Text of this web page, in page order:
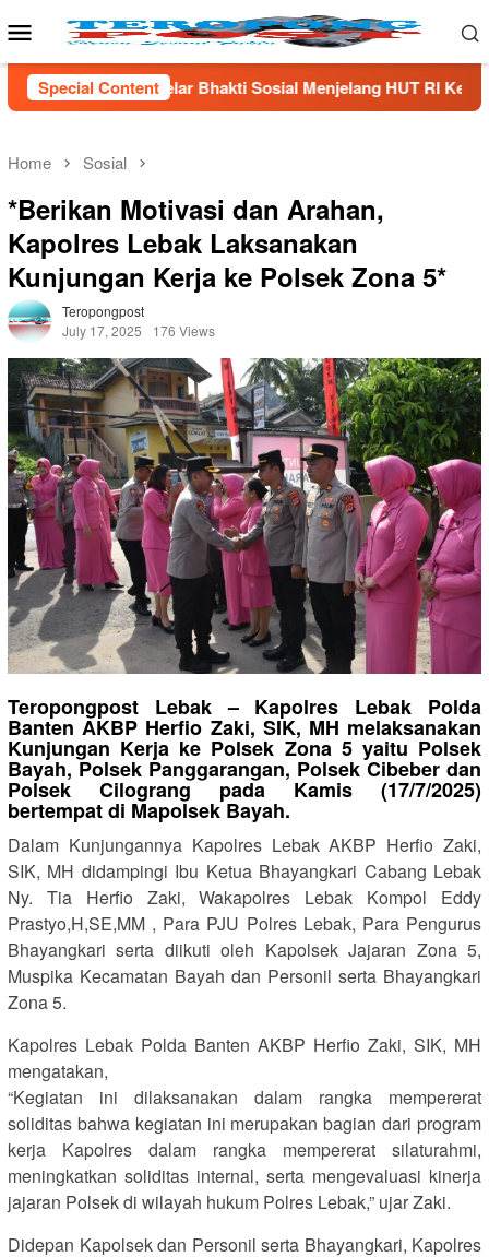
to
Mobile
Menu
Special Content
Sosial Menjelang HUT Rl Ke- 81 Di Lampung Selatan
Home Sosial
*Berikan Motivasi dan Arahan,
Kapolres Lebak Laksanakan
Kunjungan Kerja ke Polsek Zona 5*
Teropongpost
July 17, 2025
176 Views
Teropongpost Lebak – Kapolres Lebak Polda
Banten AKBP Herfio Zaki, SIK, MH melaksanakan
Kunjungan Kerja ke Polsek Zona 5 yaitu Polsek
Bayah, Polsek Panggarangan, Polsek Cibeber dan
Polsek Cilograng pada Kamis (17/7/2025)
bertempat di Mapolsek Bayah.
Dalam Kunjungannya Kapolres Lebak AKBP Herfio Zaki,
SIK, MH didampingi Ibu Ketua Bhayangkari Cabang Lebak
Ny. Tia Herfio Zaki, Wakapolres Lebak Kompol Eddy
Prastyo,H,SE,MM , Para PJU Polres Lebak, Para Pengurus
Bhayangkari serta diikuti oleh Kapolsek Jajaran Zona 5,
Muspika Kecamatan Bayah dan Personil serta Bhayangkari
Zona 5.
Kapolres Lebak Polda Banten AKBP Herfio Zaki, SIK, MH
mengatakan,
“Kegiatan ini dilaksanakan dalam rangka mempererat
soliditas bahwa kegiatan ini merupakan bagian dari program
kerja Kapolres dalam rangka mempererat silaturahmi,
meningkatkan soliditas internal, serta mengevaluasi kinerja
jajaran Polsek di wilayah hukum Polres Lebak,” ujar Zaki.
Didepan Kapolsek dan Personil serta Bhayangkari, Kapolres